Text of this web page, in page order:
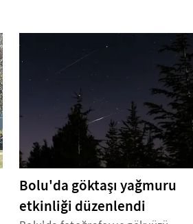
Bolu'da göktaşı yağmuru
etkinliği düzenlendi